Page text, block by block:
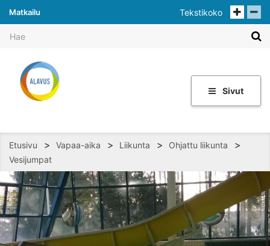
Matkailu Tekstikoko
Sivut
Etusivu > Vapaa-aika > Liikunta > Ohjattu liikunta >
Vesijumpat